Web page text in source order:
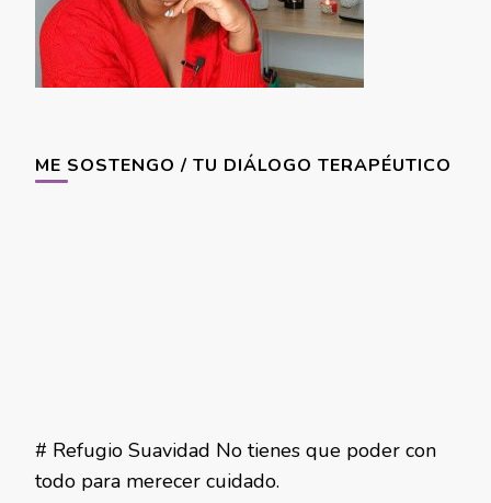
ME SOSTENGO / TU DIÁLOGO TERAPÉUTICO
# Refugio Suavidad No tienes que poder con
todo para merecer cuidado.